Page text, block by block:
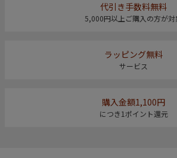
代引き手数料無料
5,000円以上ご購入の方が対
ラッピング無料
サービス
購入金額1,100円
につき1ポイント還元